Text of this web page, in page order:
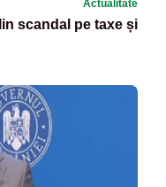
Actualitate
scandal pe taxe și